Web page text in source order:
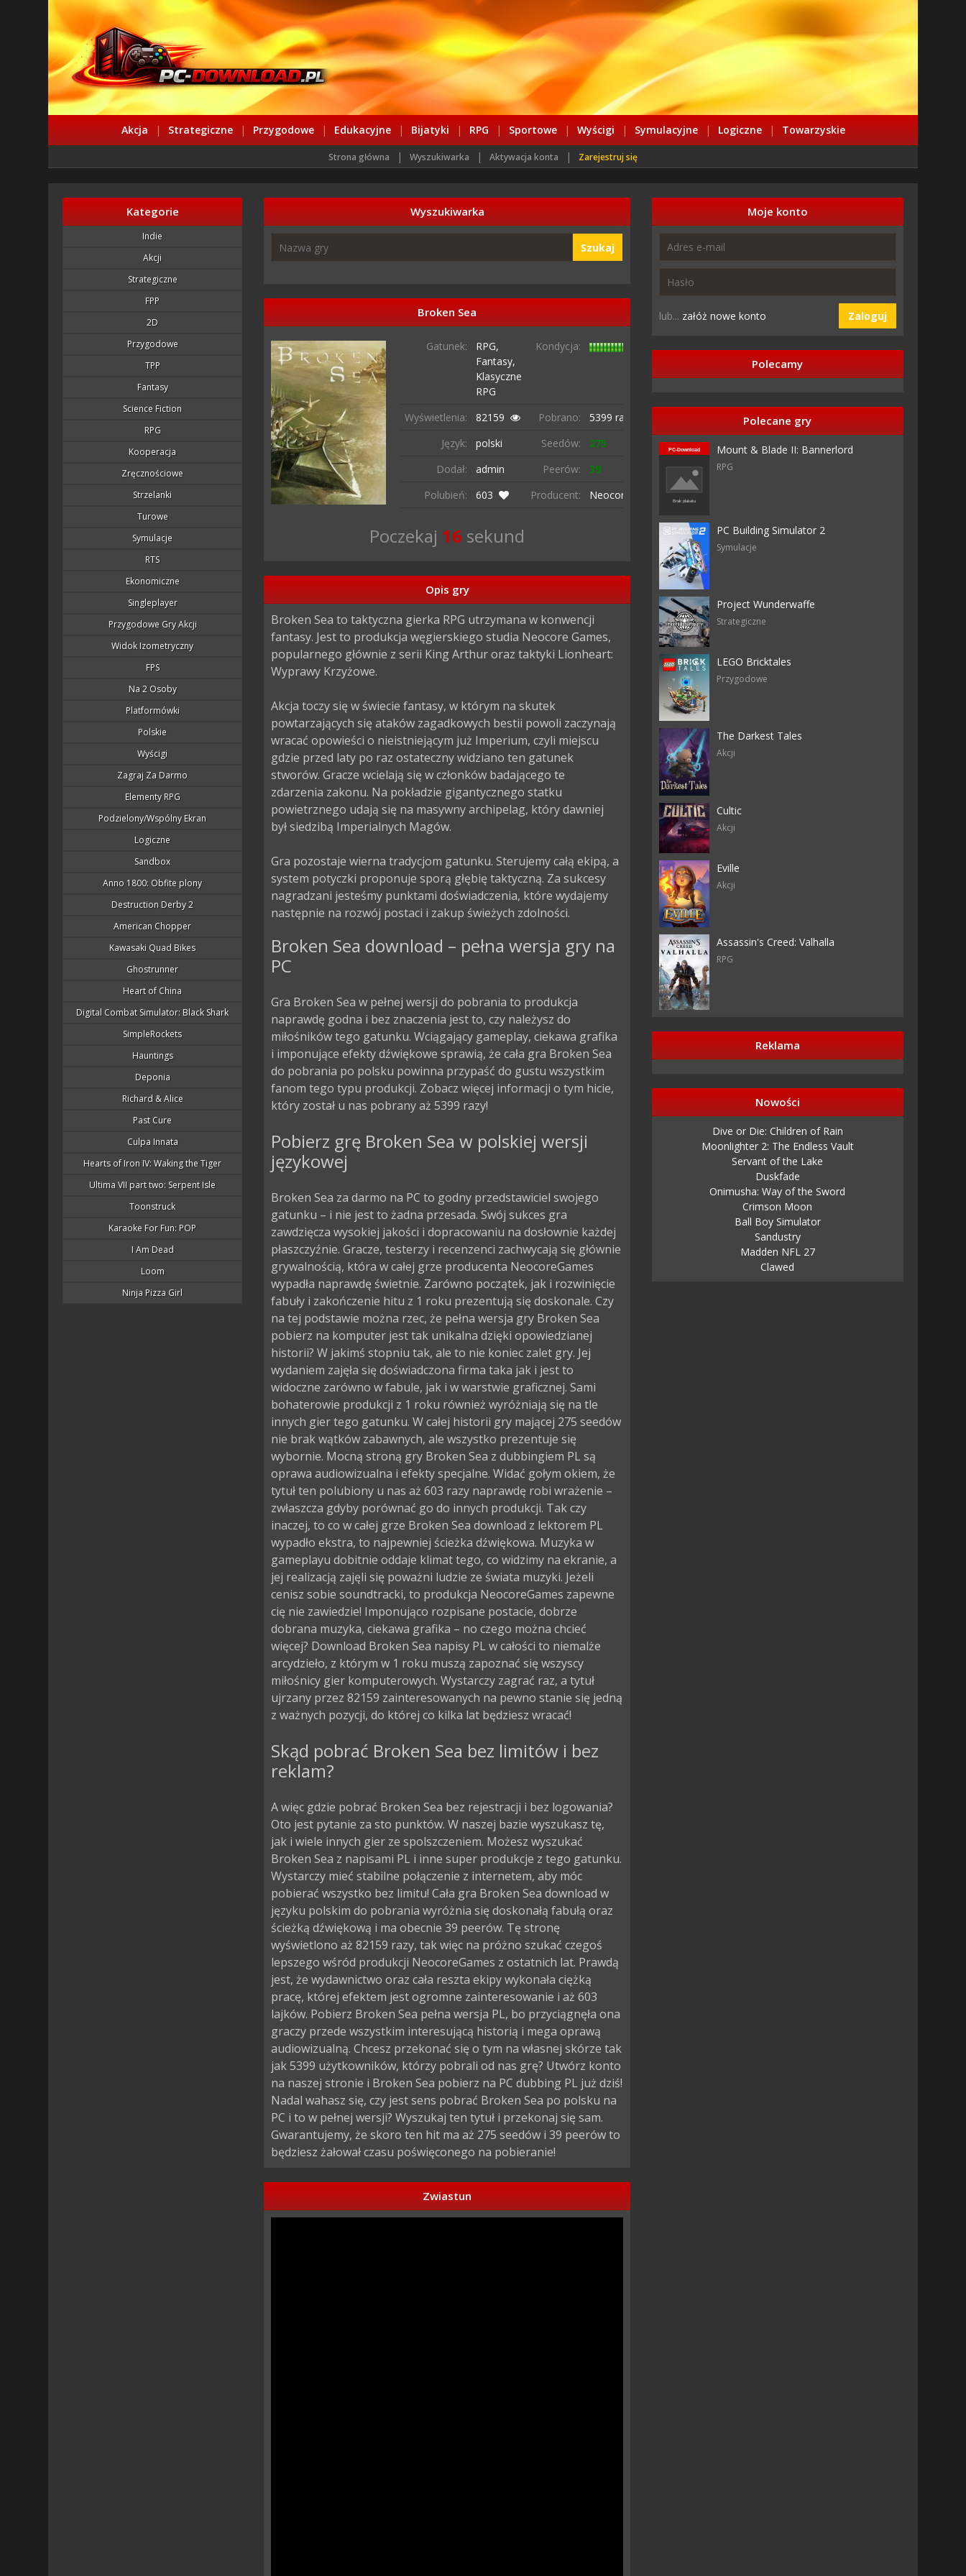
Akcja | Strategiczne | Przygodowe | Edukacyjne | Bijatyki | RPG | Sportowe | Wyścigi | Symulacyjne | Logiczne | Towarzyskie
Strona główna | Wyszukiwarka | Aktywacja konta | Zarejestruj się
Kategorie
Indie
Akcji
Strategiczne
FPP
2D
Przygodowe
TPP
Fantasy
Science Fiction
RPG
Kooperacja
Zręcznościowe
Strzelanki
Turowe
Symulacje
RTS
Ekonomiczne
Singleplayer
Przygodowe Gry Akcji
Widok Izometryczny
FPS
Na 2 Osoby
Platformówki
Polskie
Wyścigi
Zagraj Za Darmo
Elementy RPG
Podzielony/wspólny Ekran
Logiczne
Sandbox
Anno 1800: Obfite plony
Destruction Derby 2
American Chopper
Kawasaki Quad Bikes
Ghostrunner
Heart of China
Digital Combat Simulator: Black Shark
SimpleRockets
Hauntings
Deponia
Richard & Alice
Past Cure
Culpa Innata
Hearts of Iron IV: Waking the Tiger
Ultima VII part two: Serpent Isle
Toonstruck
Karaoke For Fun: POP
I Am Dead
Loom
Ninja Pizza Girl
Wyszukiwarka
Szukaj
Broken Sea
Gatunek:
RPG,
Fantasy,
Klasyczne
RPG
Kondycja:
Wyświetlenia: 82159 Pobrano:
5399 razy
Język:
polski Seedów:
275
Dodał:
admin Peerów:
39
Polubień:
603 Producent: NeocoreGames
Poczekaj 15 sekund
Opis gry
Broken Sea to taktyczna gierka RPG utrzymana w konwencji
fantasy. Jest to produkcja węgierskiego studia Neocore Games,
popularnego głównie z serii King Arthur oraz taktyki Lionheart:
Wyprawy Krzyżowe.
Akcja toczy się w świecie fantasy, w którym na skutek
powtarzających się ataków zagadkowych bestii powoli zaczynają
wracać opowieści o nieistniejącym już Imperium, czyli miejscu
gdzie przed laty po raz ostateczny widziano ten gatunek
stworów. Gracze wcielają się w członków badającego te
zdarzenia zakonu. Na pokładzie gigantycznego statku
powietrznego udają się na masywny archipelag, który dawniej
był siedzibą Imperialnych Magów.
Gra pozostaje wierna tradycjom gatunku. Sterujemy całą ekipą, a
system potyczki proponuje sporą głębię taktyczną. Za sukcesy
nagradzani jesteśmy punktami doświadczenia, które wydajemy
następnie na rozwój postaci i zakup świeżych zdolności.
Broken Sea download – pełna wersja gry na
PC
Gra Broken Sea w pełnej wersji do pobrania to produkcja
naprawdę godna i bez znaczenia jest to, czy należysz do
miłośników tego gatunku. Wciągający gameplay, ciekawa grafika
i imponujące efekty dźwiękowe sprawią, że cała gra Broken Sea
do pobrania po polsku powinna przypaść do gustu wszystkim
fanom tego typu produkcji. Zobacz więcej informacji o tym hicie,
który został u nas pobrany aż 5399 razy!
Pobierz grę Broken Sea w polskiej wersji
językowej
Broken Sea za darmo na PC to godny przedstawiciel swojego
gatunku – i nie jest to żadna przesada. Swój sukces gra
zawdzięcza wysokiej jakości i dopracowaniu na dosłownie każdej
płaszczyźnie. Gracze, testerzy i recenzenci zachwycają się głównie
grywalnością, która w całej grze producenta NeocoreGames
wypadła naprawdę świetnie. Zarówno początek, jak i rozwinięcie
fabuły i zakończenie hitu z 1 roku prezentują się doskonale. Czy
na tej podstawie można rzec, że pełna wersja gry Broken Sea
pobierz na komputer jest tak unikalna dzięki opowiedzianej
historii? W jakimś stopniu tak, ale to nie koniec zalet gry. Jej
wydaniem zajęła się doświadczona firma taka jak i jest to
widoczne zarówno w fabule, jak i w warstwie graficznej. Sami
bohaterowie produkcji z 1 roku również wyróżniają się na tle
innych gier tego gatunku. W całej historii gry mającej 275 seedów
nie brak wątków zabawnych, ale wszystko prezentuje się
wybornie. Mocną stroną gry Broken Sea z dubbingiem PL są
oprawa audiowizualna i efekty specjalne. Widać gołym okiem, że
tytuł ten polubiony u nas aż 603 razy naprawdę robi wrażenie –
zwłaszcza gdyby porównać go do innych produkcji. Tak czy
inaczej, to co w całej grze Broken Sea download z lektorem PL
wypadło ekstra, to najpewniej ścieżka dźwiękowa. Muzyka w
gameplayu dobitnie oddaje klimat tego, co widzimy na ekranie, a
jej realizacją zajęli się poważni ludzie ze świata muzyki. Jeżeli
cenisz sobie soundtracki, to produkcja NeocoreGames zapewne
cię nie zawiedzie! Imponująco rozpisane postacie, dobrze
dobrana muzyka, ciekawa grafika – no czego można chcieć
więcej? Download Broken Sea napisy PL w całości to niemalże
arcydzieło, z którym w 1 roku muszą zapoznać się wszyscy
miłośnicy gier komputerowych. Wystarczy zagrać raz, a tytuł
ujrzany przez 82159 zainteresowanych na pewno stanie się jedną
z ważnych pozycji, do której co kilka lat będziesz wracać!
Skąd pobrać Broken Sea bez limitów i bez
reklam?
A więc gdzie pobrać Broken Sea bez rejestracji i bez logowania?
Oto jest pytanie za sto punktów. W naszej bazie wyszukasz tę,
jak i wiele innych gier ze spolszczeniem. Możesz wyszukać
Broken Sea z napisami PL i inne super produkcje z tego gatunku.
Wystarczy mieć stabilne połączenie z internetem, aby móc
pobierać wszystko bez limitu! Cała gra Broken Sea download w
języku polskim do pobrania wyróżnia się doskonałą fabułą oraz
ścieżką dźwiękową i ma obecnie 39 peerów. Tę stronę
wyświetlono aż 82159 razy, tak więc na próżno szukać czegoś
lepszego wśród produkcji NeocoreGames z ostatnich lat. Prawdą
jest, że wydawnictwo oraz cała reszta ekipy wykonała ciężką
pracę, której efektem jest ogromne zainteresowanie i aż 603
lajków. Pobierz Broken Sea pełna wersja PL, bo przyciągnęła ona
graczy przede wszystkim interesującą historią i mega oprawą
audiowizualną. Chcesz przekonać się o tym na własnej skórze tak
jak 5399 użytkowników, którzy pobrali od nas grę? Utwórz konto
na naszej stronie i Broken Sea pobierz na PC dubbing PL już dziś!
Nadal wahasz się, czy jest sens pobrać Broken Sea po polsku na
PC i to w pełnej wersji? Wyszukaj ten tytuł i przekonaj się sam.
Gwarantujemy, że skoro ten hit ma aż 275 seedów i 39 peerów to
będziesz żałował czasu poświęconego na pobieranie!
Zwiastun
Moje konto
lub... załóż nowe konto Zaloguj
Polecamy
Polecane gry
Mount & Blade II: Bannerlord
RPG
PC Building Simulator 2
Symulacje
Project Wunderwaffe
Strategiczne
LEGO Bricktales
Przygodowe
The Darkest Tales
Akcji
Cultic
Akcji
Eville
Akcji
Assassin's Creed: Valhalla
RPG
Reklama
Nowości
Dive or Die: Children of Rain
Moonlighter 2: The Endless Vault
Servant of the Lake
Duskfade
Onimusha: Way of the Sword
Crimson Moon
Ball Boy Simulator
Sandustry
Madden NFL 27
Clawed